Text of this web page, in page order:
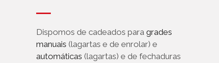
Dispomos de cadeados para grades
manuais (lagartas e de enrolar) e
automáticas (lagartas) e de fechaduras